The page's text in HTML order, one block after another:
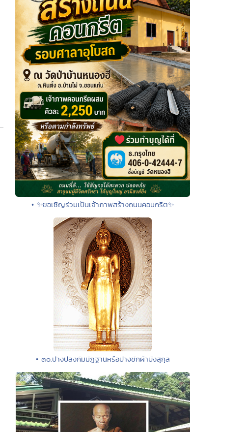
• ✨ขอเชิญร่วมเป็นเจ้าภาพสร้างถนนคอนกรีต✨
• ๓๐.ปางปลงกัมมัฏฐานหรือปางชักผ้าบังสุกุล